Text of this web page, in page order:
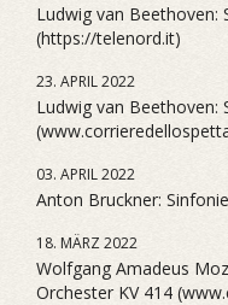
Ludwig van Beethoven:
(https://telenord.it)
23. APRIL 2022
Ludwig van Beethoven:
03. APRIL 2022
Anton Bruckner:
18. MÄRZ 2022
Wolfgang Amadeus
Orchester KV 414